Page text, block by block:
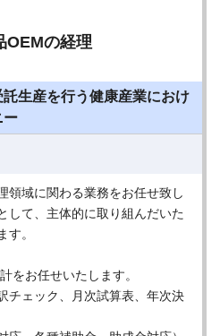
OEMの経理
託生産を行う健康産業におけ
ー
領域に関わる業務をお任せ致し
して、主体的に取り組んだいた
す。
をお任せいたします。
チェック、月次試算表、年次決